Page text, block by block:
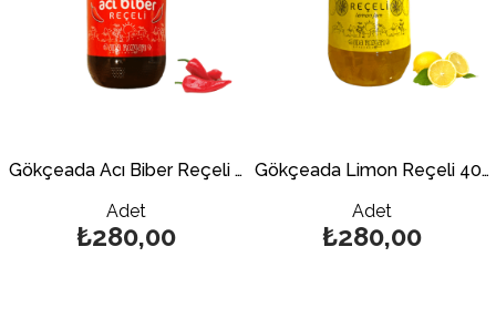
Gökçeada Acı Biber Reçeli 400 gr.
Adet
₺280,00
Gökçeada Limon Reçeli 400 gr.
Adet
₺280,00